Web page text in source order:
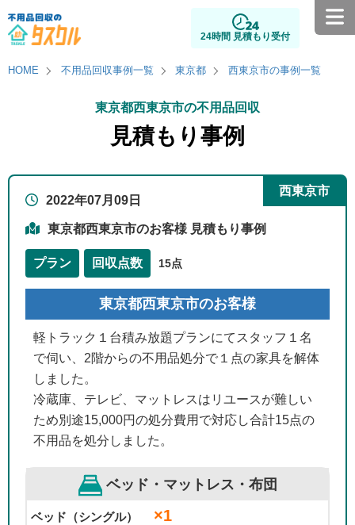
24時間 見積もり受付
HOME 不用品回収事例一覧 東京都 西東京市の事例一覧
東京都西東京市の不用品回収
見積もり事例
西東京市
2022年07月09日
東京都西東京市のお客様 見積もり事例
プラン 回収点数 15点
東京都西東京市のお客様
軽トラック１台積み放題プランにてスタッフ１名
で伺い、2階からの不用品処分で１点の家具を解体
しました。
冷蔵庫、テレビ、マットレスはリユースが難しい
ため別途15,000円の処分費用で対応し合計15点の
不用品を処分しました。
ベッド・マットレス・布団
ベッド（シングル） ×1